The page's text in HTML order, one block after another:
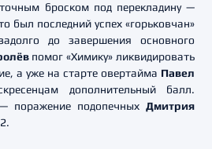
броском под перекладину —
был последний успех «горьковчан»
до завершения основного
помог «Химику» ликвидировать
а уже на старте овертайма Павел
дополнительный балл.
поражение подопечных Дмитрия